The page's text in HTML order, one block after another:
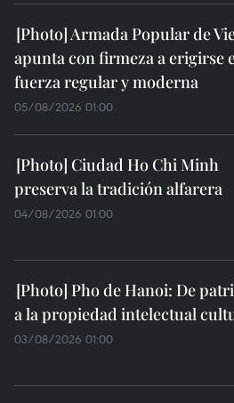
Armada Popular de
apunta con firmeza a erigirse
fuerza regular y moderna
05/08/2026 01:00
Ciudad Ho Chi Minh
preserva la tradición alfarera
04/08/2026 01:00
Pho de Hanoi: De
a la propiedad intelectual
03/08/2026 01:00